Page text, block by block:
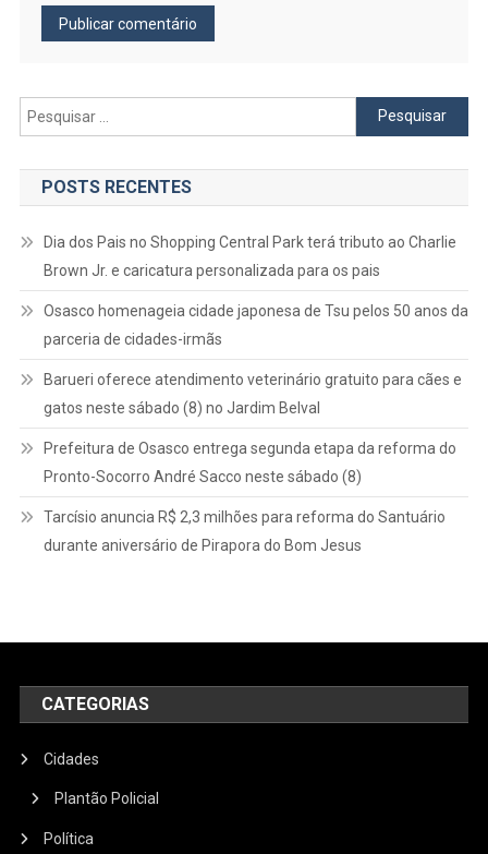
Pesquisar
por:
POSTS RECENTES
Dia dos Pais no Shopping Central Park terá tributo ao Charlie
Brown Jr. e caricatura personalizada para os pais
Osasco homenageia cidade japonesa de Tsu pelos 50 anos da
parceria de cidades-irmãs
Barueri oferece atendimento veterinário gratuito para cães e
gatos neste sábado (8) no Jardim Belval
Prefeitura de Osasco entrega segunda etapa da reforma do
Pronto-Socorro André Sacco neste sábado (8)
Tarcísio anuncia R$ 2,3 milhões para reforma do Santuário
durante aniversário de Pirapora do Bom Jesus
CATEGORIAS
Cidades
Plantão Policial
Política